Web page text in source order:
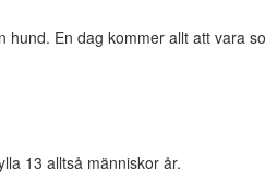
En dag kommer allt att vara
13 alltså människor år.